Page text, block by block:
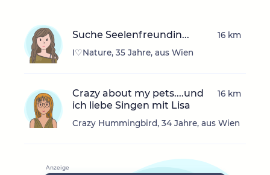
Suche Seelenfreundin...
I♡Nature, 35 Jahre, aus Wien
16 km
Crazy about my pets....und
ich liebe Singen mit Lisa
Crazy Hummingbird, 34 Jahre, aus Wien
16 km